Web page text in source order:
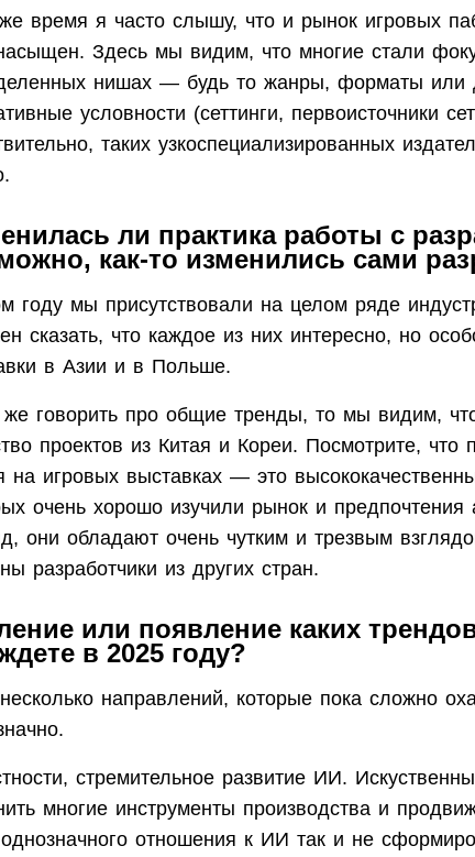
время я часто слышу, что и рынок игровых
Здесь мы видим, что многие стали
нишах — будь то жанры, форматы или
условности (сеттинги, первоисточники
таких узкоспециализированных
ли практика работы с
как-то изменились сами
году мы присутствовали на целом ряде
сказать, что каждое из них интересно, но
в Азии и в Польше.
говорить про общие тренды, то мы видим,
проектов из Китая и Кореи. Посмотрите, что
на игровых выставках — это
очень хорошо изучили рынок и
они обладают очень чутким и трезвым
разработчики из других стран.
или появление каких
в 2025 году?
направлений, которые пока сложно
стремительное развитие ИИ.
многие инструменты производства и
отношения к ИИ так и не